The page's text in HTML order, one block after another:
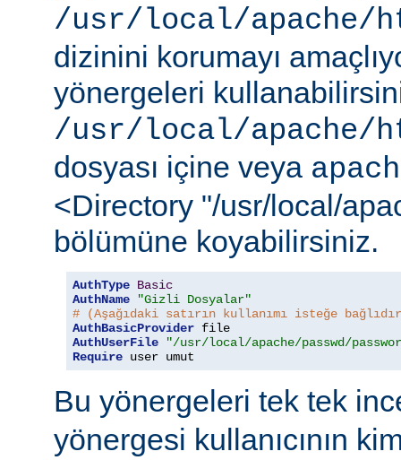
/usr/local/apache/
dizinini korumayı
yönergeleri
/usr/local/apache/
dosyası içine veya
<Directory "/usr/local/
bölümüne koyabilirsiniz.
AuthType Basic
AuthName
"Gizli Dosyalar"
# (Aşağıdaki satırın kullanımı isteğe
AuthBasicProvider
AuthUserFile
"/usr/local/apache/passwd/
Require user umut
Bu yönergeleri tek tek
yönergesi kullanıcının